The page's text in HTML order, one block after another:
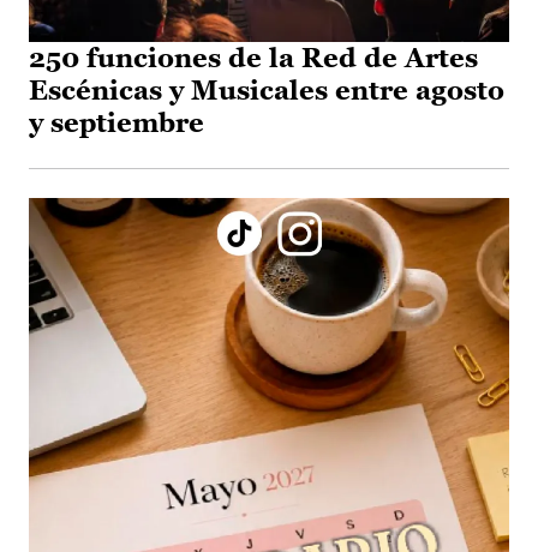
250 funciones de la Red de Artes
Escénicas y Musicales entre agosto
y septiembre